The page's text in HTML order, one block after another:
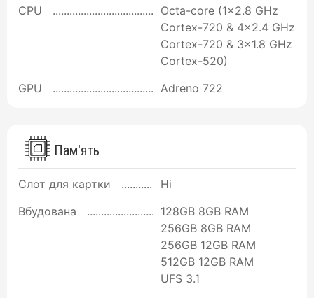
CPU
Octa-core (1x2.8 GHz
Cortex-720 & 4x2.4 GHz
Cortex-720 & 3x1.8 GHz
Cortex-520)
GPU
Adreno 722
Пам'ять
Слот для картки
Ні
Вбудована
128GB 8GB RAM
256GB 8GB RAM
256GB 12GB RAM
512GB 12GB RAM
UFS 3.1